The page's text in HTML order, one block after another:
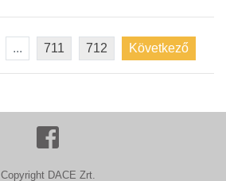
... 711 712 Következő
Copyright DACE Zrt.